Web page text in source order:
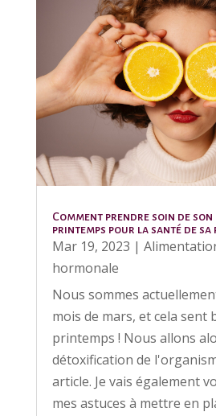
Comment prendre soin de son
printemps pour la santé de sa
Mar 19, 2023 |
hormonale
Nous sommes
mois de mars, et cela sent
printemps ! Nous allons
détoxification de
article. Je vais également
mes astuces à mettre en